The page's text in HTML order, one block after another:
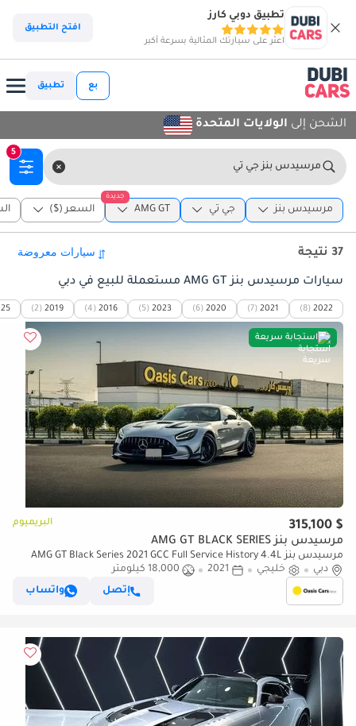
تطبيق دوبي كارز
اعثر على سيارتك المثالية بسرعة أكبر
افتح التطبيق
بع تطبيق
الشحن إلى الولايات المتحدة
مرسيدس بنز جي تي
5
مرسيدس بنز جي تي
جديدة
AMG GT السعر ($)
37 نتيجة
سيارات مرسيدس بنز AMG GT مستعملة للبيع في دبي
2022
(8)
2021
(7)
2020
(6)
2023
(5)
2016
(4)
2019
(2)
استجابة سريعة
$ 315,100 البريميوم
مرسيدس بنز AMG GT BLACK SERIES
مرسيدس بنز AMG GT Black Series 2021 GCC Full Service History 4.4L
Biturbo V8
دبي خليجي 2021
18,000 كيلومتر
إتصل
واتساب